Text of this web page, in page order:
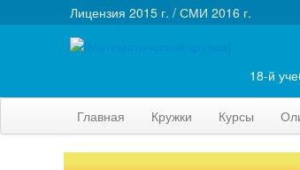
Лицензия 2015 г. / СМИ 2016 г.
18-й
Главная Кружки Курсы